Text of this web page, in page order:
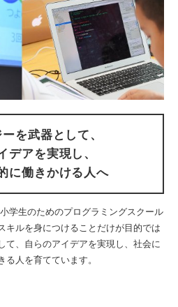
を武器として、
デアを実現し、
に働きかける人へ
小学生のためのプログラミングスクール
キルを身につけることだけが目的では
て、自らのアイデアを実現し、社会に
人を育てています。